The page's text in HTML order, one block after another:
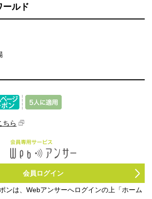
ールド
ちら
会員ログイン
ンは、Webアンサーへログインの上「ホーム